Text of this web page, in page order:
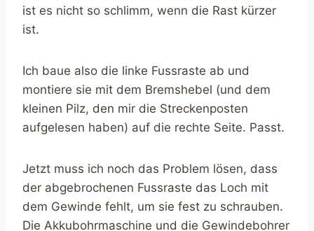
ist es nicht so schlimm, wenn die Rast kürzer
ist.
Ich baue also die linke Fussraste ab und
montiere sie mit dem Bremshebel (und dem
kleinen Pilz, den mir die Streckenposten
aufgelesen haben) auf die rechte Seite. Passt.
Jetzt muss ich noch das Problem lösen, dass
der abgebrochenen Fussraste das Loch mit
dem Gewinde fehlt, um sie fest zu schrauben.
Die Akkubohrmaschine und die Gewindebohrer